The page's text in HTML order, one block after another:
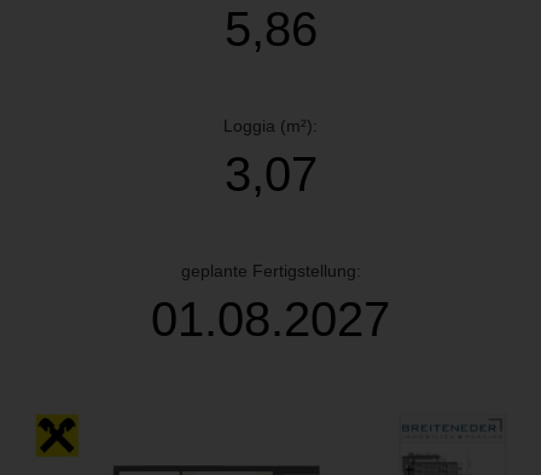
5,86
Loggia (m²):
3,07
geplante Fertigstellung:
01.08.2027